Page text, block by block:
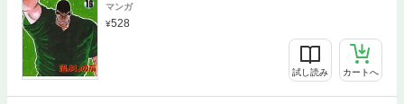
マンガ
528
試し読み カートへ